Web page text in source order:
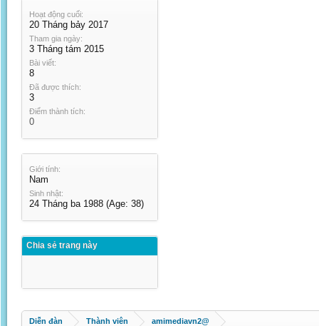
Hoạt động cuối:
20 Tháng bảy 2017
Tham gia ngày:
3 Tháng tám 2015
Bài viết:
8
Đã được thích:
3
Điểm thành tích:
0
Giới tính:
Nam
Sinh nhật:
24 Tháng ba 1988 (Age: 38)
Chia sẻ trang này
Diễn đàn Thành viên amimediavn2@